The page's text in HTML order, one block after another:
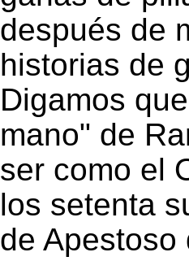
después de
historias de
Digamos
mano" de
ser como el
los setenta
de